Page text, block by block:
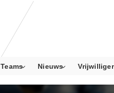
Teams Nieuws